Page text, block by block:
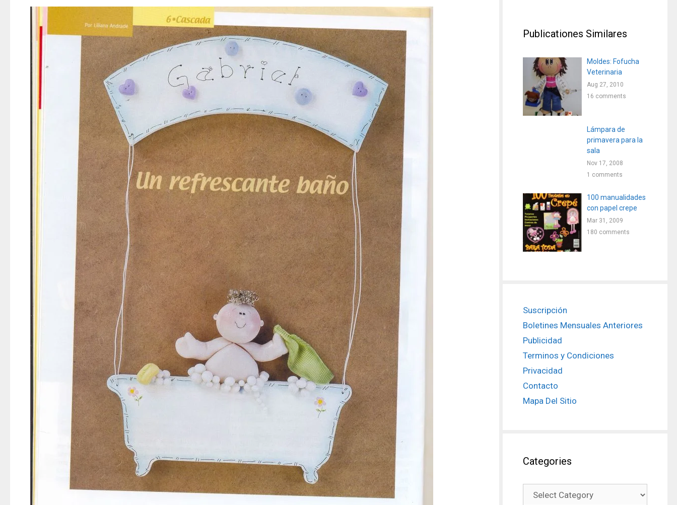
Publicationes Similares
Moldes: Fofucha
Veterinaria
Aug 27, 2010
16 comments
Lámpara de
primavera para la
sala
Nov 17, 2008
1 comments
100 manualidades
con papel crepe
Mar 31, 2009
180 comments
Suscripción
Boletines Mensuales Anteriores
Publicidad
Terminos y Condiciones
Privacidad
Contacto
Mapa Del Sitio
Categories